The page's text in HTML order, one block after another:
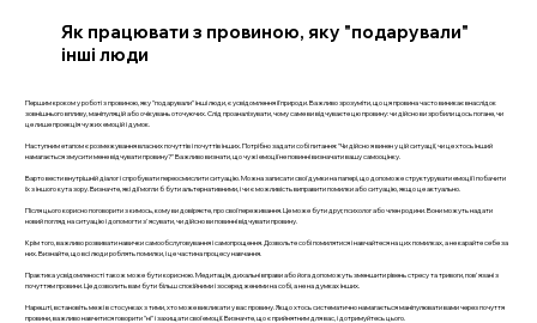
Як працювати з провиною, яку "подарували"
інші люди
Першим кроком у роботі з провиною, яку "подарували" інші люди, є усвідомлення її природи. Важливо зрозуміти, що ця провина часто виникає внаслідок
зовнішнього впливу, маніпуляцій або очікувань оточуючих. Слід проаналізувати, чому саме ви відчуваєте цю провину: чи дійсно ви зробили щось погане, чи
це лише проекція чужих емоцій і думок.
Наступним етапом є розмежування власних почуттів і почуттів інших. Потрібно задати собі питання: "Чи дійсно я винен у цій ситуації, чи це хтось інший
намагається змусити мене відчувати провину?" Важливо визнати, що чужі емоції не повинні визначати вашу самооцінку.
Варто вести внутрішній діалог і спробувати переосмислити ситуацію. Можна записати свої думки на папері, що допоможе структурувати емоції і побачити
їх з іншого кута зору. Визначте, які дії могли б бути альтернативними, і чи є можливість виправити помилки або ситуацію, якщо це актуально.
Після цього корисно поговорити з кимось, кому ви довіряєте, про свої переживання. Це може бути друг, психолог або член родини. Вони можуть надати
новий погляд на ситуацію і допомогти з'ясувати, чи дійсно ви повинні відчувати провину.
Крім того, важливо розвивати навички самообслуговування і самопрощення. Дозвольте собі помилятися і навчайтеся на цих помилках, а не карайте себе за
них. Визнайте, що всі люди роблять помилки, і це частина процесу навчання.
Практика усвідомленості також може бути корисною. Медитація, дихальні вправи або йога допоможуть зменшити рівень стресу та тривоги, пов'язані з
почуттям провини. Це дозволить вам бути більш спокійними і зосередженими на собі, а не на думках інших.
Нарешті, встановіть межі в стосунках з тими, хто може викликати у вас провину. Якщо хтось систематично намагається маніпулювати вами через почуття
провини, важливо навчитися говорити "ні" і захищати свої емоції. Визначте, що є прийнятним для вас, і дотримуйтесь цього.